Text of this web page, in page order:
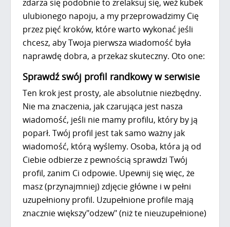
zdarza się podobnie to zrelaksuj się, weź kubek
ulubionego napoju, a my przeprowadzimy Cię
przez pięć kroków, które warto wykonać jeśli
chcesz, aby Twoja pierwsza wiadomość była
naprawdę dobra, a przekaz skuteczny. Oto one:
Sprawdź swój profil randkowy w serwisie
Ten krok jest prosty, ale absolutnie niezbędny.
Nie ma znaczenia, jak czarująca jest nasza
wiadomość, jeśli nie mamy profilu, który by ją
poparł. Twój profil jest tak samo ważny jak
wiadomość, którą wyślemy. Osoba, która ją od
Ciebie odbierze z pewnością sprawdzi Twój
profil, zanim Ci odpowie. Upewnij się więc, że
masz (przynajmniej) zdjęcie główne i w pełni
uzupełniony profil. Uzupełnione profile mają
znacznie większy"odzew" (niż te nieuzupełnione)